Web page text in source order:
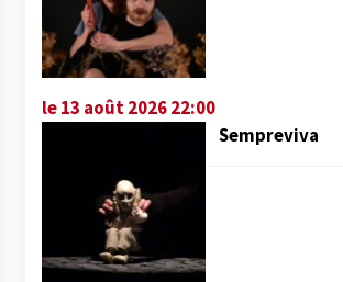
le 13 août 2026 22:00
Sempreviva